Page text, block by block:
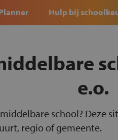
Hulp bij
e.o.
school? Deze
regio of gemeente.